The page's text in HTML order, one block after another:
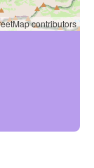
contributors